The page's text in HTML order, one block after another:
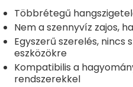
Többrétegű
Nem a szennyvíz zajos,
Egyszerű szerelés, nincs
eszközökre
Kompatibilis a
rendszerekkel